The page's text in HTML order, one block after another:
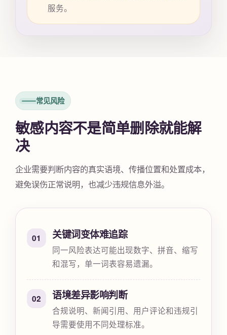
服务。
常见风险
敏感内容不是简单删除就能解
决
企业需要判断内容的真实语境、传播位置和处置成本，
避免误伤正常说明，也减少违规信息外溢。
01 关键词变体难追踪
同一风险表达可能出现数字、拼音、缩写
和混写，单一词表容易遗漏。
02 语境差异影响判断
合规说明、新闻引用、用户评论和违规引
导需要使用不同处理标准。